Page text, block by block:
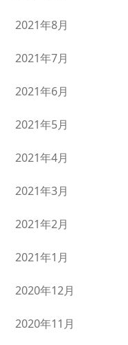
2021年8月
2021年7月
2021年6月
2021年5月
2021年4月
2021年3月
2021年2月
2021年1月
2020年12月
2020年11月